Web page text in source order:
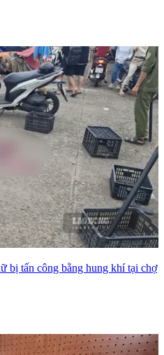
bị tấn công bằng hung khí tại chợ